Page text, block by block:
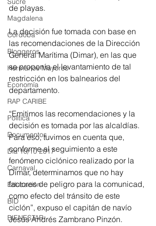
Magdalena
Córdoba
Bloggeros
Hermanos Mayores
Economía
RAP CARIBE
Política
Documentos
Día 10/10 2017
Carnaval
Educación
BID
BIENESTAR
de playas.
La decisión fue tomada con base en
las recomendaciones de la Dirección
General Marítima (Dimar), en las que
se proponía el levantamiento de tal
restricción en los balnearios del
departamento.
“Emitimos las recomendaciones y la
decisión es tomada por las alcaldías.
Para eso, tuvimos en cuenta que,
conforme al seguimiento a este
fenómeno ciclónico realizado por la
Dimar, determinamos que no hay
factores de peligro para la comunicad,
como efecto del tránsito de este
ciclón”, expuso el capitán de navío
Jesús Andrés Zambrano Pinzón.